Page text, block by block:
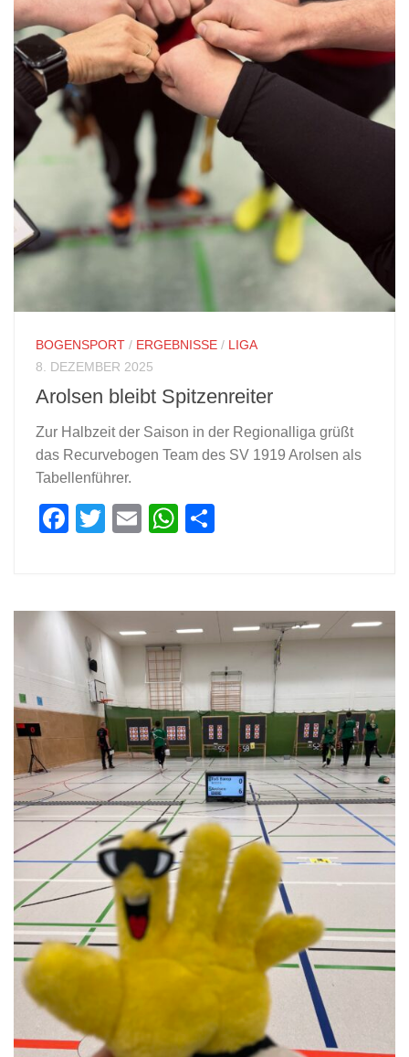
BOGENSPORT / ERGEBNISSE / LIGA
8. DEZEMBER 2025
Arolsen bleibt Spitzenreiter
Zur Halbzeit der Saison in der Regionalliga grüßt
das Recurvebogen Team des SV 1919 Arolsen als
Tabellenführer.
Facebook
Twitter
EmailWhatsApp